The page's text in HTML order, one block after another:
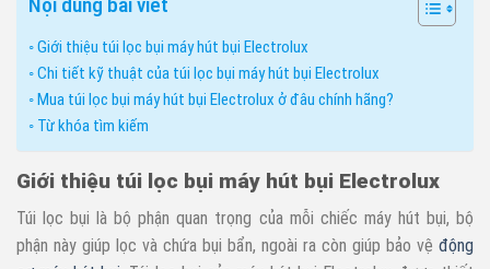
Giới thiệu túi lọc bụi máy hút bụi Electrolux
Chi tiết kỹ thuật của túi lọc bụi máy hút bụi Electrolux
Mua túi lọc bụi máy hút bụi Electrolux ở đâu chính hãng?
Từ khóa tìm kiếm
Giới thiệu túi lọc bụi máy hút bụi Electrolux
Túi lọc bụi là bộ phận quan trọng của mỗi chiếc máy hút bụi, bộ
phận này giúp lọc và chứa bụi bẩn, ngoài ra còn giúp bảo vệ động